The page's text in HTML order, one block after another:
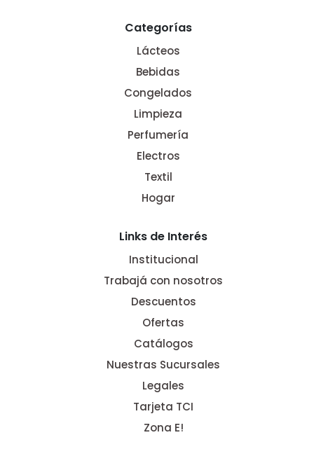
Categorías
Lácteos
Bebidas
Congelados
Limpieza
Perfumería
Electros
Textil
Hogar
Links de Interés
Institucional
Trabajá con nosotros
Descuentos
Ofertas
Catálogos
Nuestras Sucursales
Legales
Tarjeta TCI
Zona E!